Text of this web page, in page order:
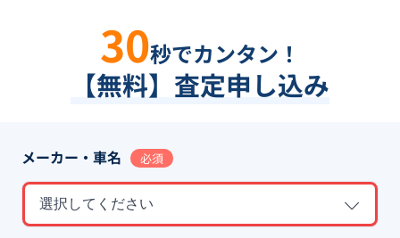
30秒でカンタン！
【無料】査定申し込み
メーカー・車名 必須
選択してください